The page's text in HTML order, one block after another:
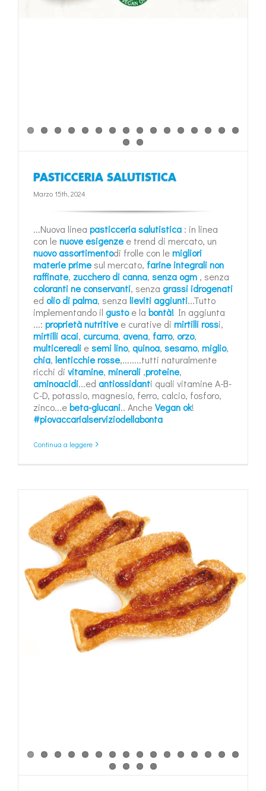
PASTICCERIA SALUTISTICA
Marzo 15th, 2024
...Nuova linea pasticceria salutistica : in linea
con lenuove esigenze e trend di mercato, un
nuovo assortimentodi frolle con lemigliori
materie primesul mercato, farine integrali non
raffinate, zucchero di canna, senza ogm , senza
coloranti ne conservanti, senza grassi idrogenati
ed olio di palma, senza lieviti aggiunti...Tutto
implementando il gustoe la bontà! In aggiunta
...: proprietà nutritive e curative di mirtilli rossi,
mirtilli acai, curcuma, avena, farro, orzo,
multicereali esemi lino, quinoa, sesamo, miglio,
chia, lenticchie rosse,........tutti naturalmente
ricchi di vitamine, minerali ,proteine,
aminoacidi...ed antiossidanti quali vitamine A-B-
C-D, potassio, magnesio, ferro, calcio, fosforo,
zinco...ebeta-glucani.. AncheVegan ok!
#piovaccarialserviziodellabonta
Continua a leggere